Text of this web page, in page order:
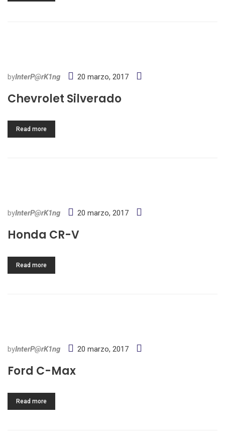
byInterP@rK1ng 20 marzo, 2017
Chevrolet Silverado
Read more
byInterP@rK1ng 20 marzo, 2017
Honda CR-V
Read more
byInterP@rK1ng 20 marzo, 2017
Ford C-Max
Read more